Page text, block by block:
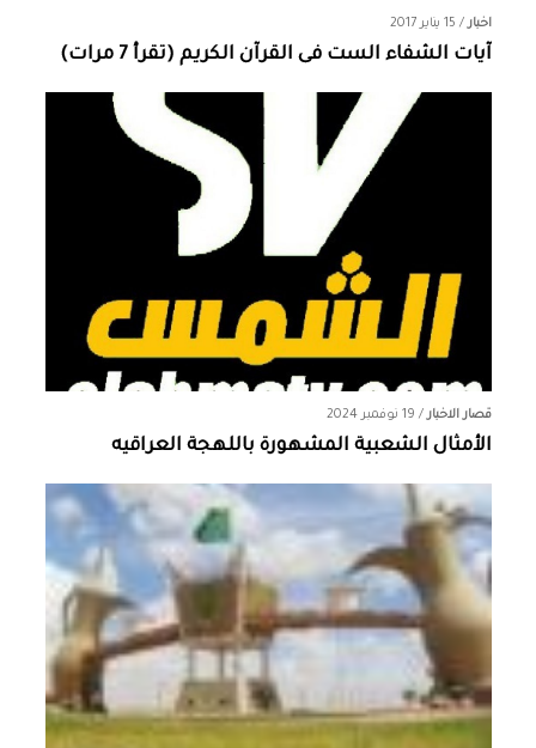
اخبار/ 15 يناير 2017
آيات الشفاء الست فى القرآن الكريم (تقرأ 7 مرات)
قصار الاخبار/ 19 نوفمبر 2024
الأمثال الشعبية المشهورة باللهجة العراقيه